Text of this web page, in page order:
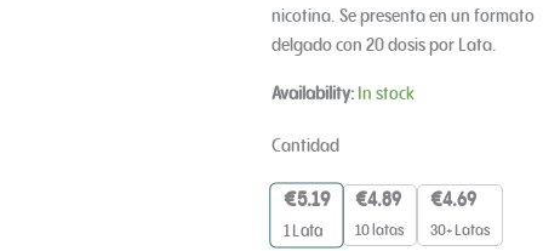
nicotina. Se presenta en un formato
delgado con 20 dosis por Lata.
Availability: In stock
Cantidad
€5.19
1Lata
€4.89
10 latas
€4.69
30+ Latas
VELO
maracuyá,
mg,
cantidad